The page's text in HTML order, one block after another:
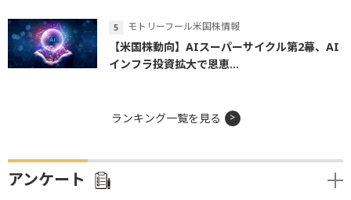
モトリーフール米国株情報
【米国株動向】AIスーパーサイクル第2幕、AI
インフラ投資拡大で恩恵...
ランキング一覧を見る
アンケート